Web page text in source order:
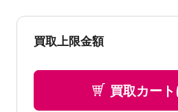
買取上限金額
買取カー